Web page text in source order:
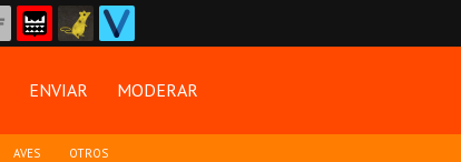
ENVIAR MODERAR
AVES OTROS